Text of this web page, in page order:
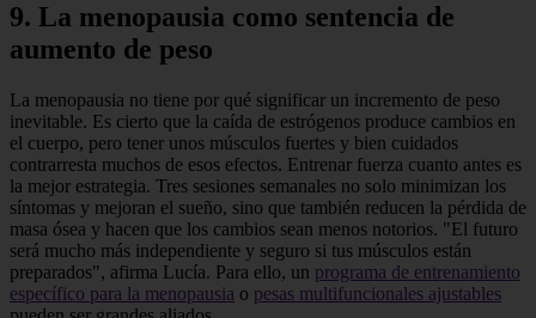
9. La menopausia como sentencia de
aumento de peso
La menopausia no tiene por qué significar un incremento de peso
inevitable. Es cierto que la caída de estrógenos produce cambios en
el cuerpo, pero tener unos músculos fuertes y bien cuidados
contrarresta muchos de esos efectos. Entrenar fuerza cuanto antes es
la mejor estrategia. Tres sesiones semanales no solo minimizan los
síntomas y mejoran el sueño, sino que también reducen la pérdida de
masa ósea y hacen que los cambios sean menos notorios. "El futuro
será mucho más independiente y seguro si tus músculos están
preparados", afirma Lucía. Para ello, un programa de entrenamiento
específico para la menopausia o pesas multifuncionales ajustables